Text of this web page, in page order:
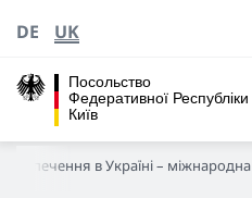
Посольство
Федеративної
Київ
DE UK
в Україні –